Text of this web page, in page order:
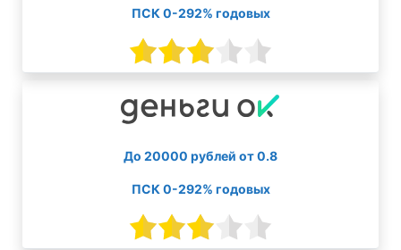
ПСК 0-292% годовых
До 20000 рублей от 0.8
ПСК 0-292% годовых